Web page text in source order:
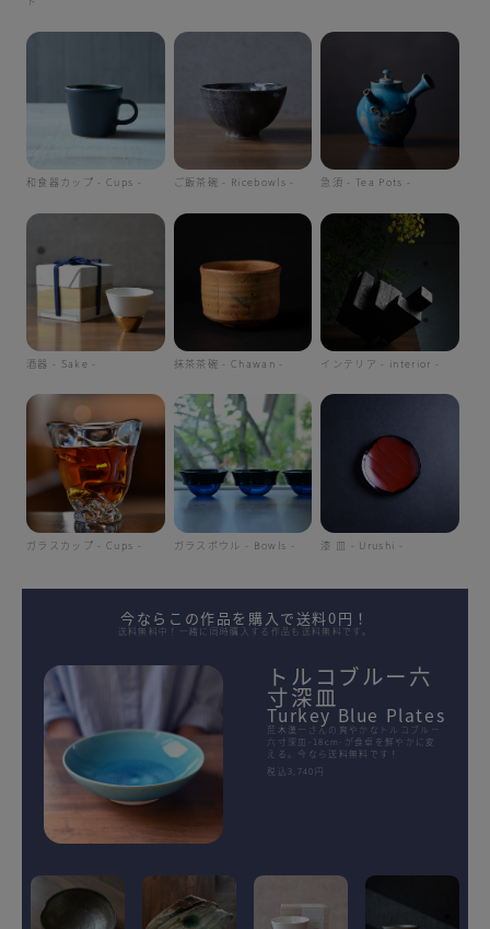
和食器カップ - Cups - ご飯茶碗 - Ricebowls - 急須 - Tea Pots -
酒器 - Sake - 抹茶茶碗 - Chawan - インテリア - interior -
ガラスカップ - Cups - ガラスボウル - Bowls - 漆 皿 - Urushi -
今ならこの作品を購入で送料0円！
送料無料中！一緒に同時購入する作品も送料無料です。
トルコブルー六
寸深皿
Turkey Blue Plates
荒木漢一さんの爽やかなトルコブルー
六寸深皿-18cm-が食卓を鮮やかに変
える。今なら送料無料です！
税込3,740円